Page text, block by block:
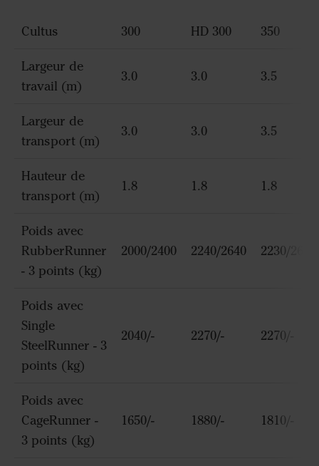
Cultus 300 HD 300 350
Largeur de
travail (m)
3.0 3.0 3.5
Largeur de
transport (m)
3.0 3.0 3.5
Hauteur de
transport (m)
1.8 1.8 1.8
Poids avec
RubberRunner
- 3 points (kg)
2000/2400 2240/2640 2230/2640
Poids avec
Single
SteelRunner - 3
points (kg)
2040/- 2270/- 2270/-
Poids avec
CageRunner -
3 points (kg)
1650/- 1880/- 1810/-